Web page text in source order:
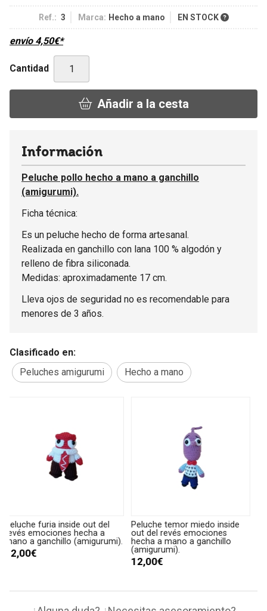
Ref.: 3 Marca: Hecho a mano EN STOCK
envío 4,50€*
Cantidad
Añadir a la cesta
Información
Peluche pollo hecho a mano a ganchillo
(amigurumi).
Ficha técnica:
Es un peluche hecho de forma artesanal.
Realizada en ganchillo con lana 100 % algodón y
relleno de fibra siliconada.
Medidas: aproximadamente 17 cm.
Lleva ojos de seguridad no es recomendable para
menores de 3 años.
Clasificado en:
Peluches amigurumi
Hecho a mano
Peluche temor miedo inside
out del revés emociones
hecha a mano a ganchillo
(amigurumi).
12,00€
Peluche tristeza inside out del
revés emociones hecha a
mano a ganchillo (amigurumi).
12,00€